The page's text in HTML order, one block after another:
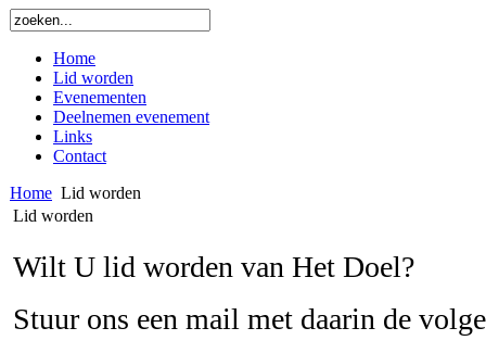
Home
Lid worden
Evenementen
Deelnemen evenement
Links
Contact
Home Lid worden
Lid worden
Wilt U lid worden van Het Doel?
Stuur ons een mail met daarin de